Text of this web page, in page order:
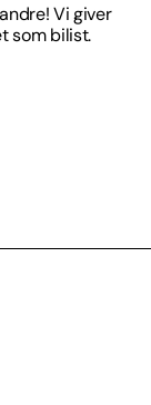
Vi giver
som bilist.